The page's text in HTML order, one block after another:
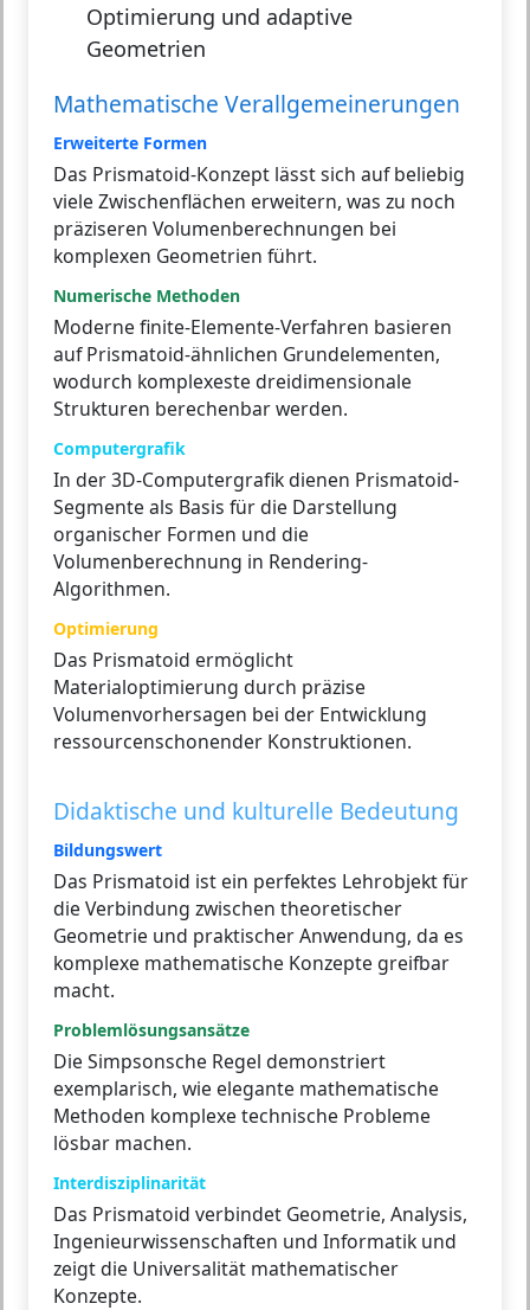
Optimierung und adaptive
Geometrien
Mathematische Verallgemeinerungen
Erweiterte Formen
Das Prismatoid-Konzept lässt sich auf beliebig
viele Zwischenflächen erweitern, was zu noch
präziseren Volumenberechnungen bei
komplexen Geometrien führt.
Numerische Methoden
Moderne finite-Elemente-Verfahren basieren
auf Prismatoid-ähnlichen Grundelementen,
wodurch komplexeste dreidimensionale
Strukturen berechenbar werden.
Computergrafik
In der 3D-Computergrafik dienen Prismatoid-
Segmente als Basis für die Darstellung
organischer Formen und die
Volumenberechnung in Rendering-
Algorithmen.
Optimierung
Das Prismatoid ermöglicht
Materialoptimierung durch präzise
Volumenvorhersagen bei der Entwicklung
ressourcenschonender Konstruktionen.
Didaktische und kulturelle Bedeutung
Bildungswert
Das Prismatoid ist ein perfektes Lehrobjekt für
die Verbindung zwischen theoretischer
Geometrie und praktischer Anwendung, da es
komplexe mathematische Konzepte greifbar
macht.
Problemlösungsansätze
Die Simpsonsche Regel demonstriert
exemplarisch, wie elegante mathematische
Methoden komplexe technische Probleme
lösbar machen.
Interdisziplinarität
Das Prismatoid verbindet Geometrie, Analysis,
Ingenieurwissenschaften und Informatik und
zeigt die Universalität mathematischer
Konzepte.